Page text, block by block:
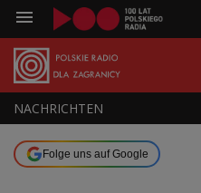
NACHRICHTEN
Folge uns auf Google